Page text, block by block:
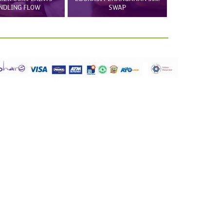
FLOW
SWAP